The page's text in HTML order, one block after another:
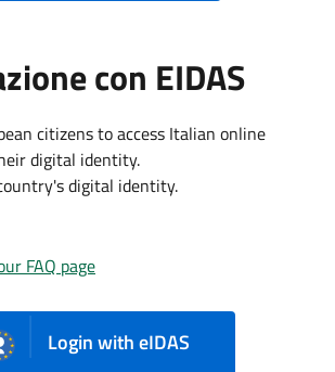
con EIDAS
citizens to access Italian online
digital identity.
digital identity.
FAQ page
Login with eIDAS